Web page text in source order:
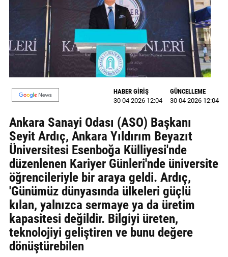
MAGAZİN
GALERİ
BİZE
ULAŞIN
Künye
İletişim
Gizlilik
Politikası
HABER GİRİŞ
30 04 2026 12:04
GÜNCELLEME
30 04 2026 12:04
Ankara Sanayi Odası (ASO) Başkanı
Seyit Ardıç, Ankara Yıldırım Beyazıt
Üniversitesi Esenboğa Külliyesi'nde
düzenlenen Kariyer Günleri'nde üniversite
öğrencileriyle bir araya geldi. Ardıç,
'Günümüz dünyasında ülkeleri güçlü
kılan, yalnızca sermaye ya da üretim
kapasitesi değildir. Bilgiyi üreten,
teknolojiyi geliştiren ve bunu değere
dönüştürebilen